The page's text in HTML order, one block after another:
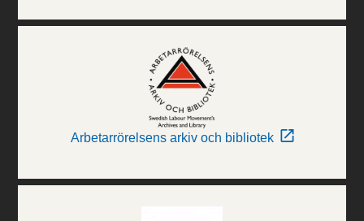
Arbetarrörelsens arkiv och bibliotek